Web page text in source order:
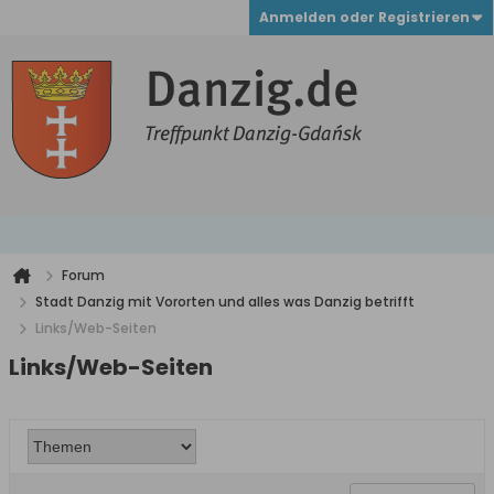
Anmelden oder Registrieren
Forum
Stadt Danzig mit Vororten und alles was Danzig betrifft
Links/Web-Seiten
Links/Web-Seiten